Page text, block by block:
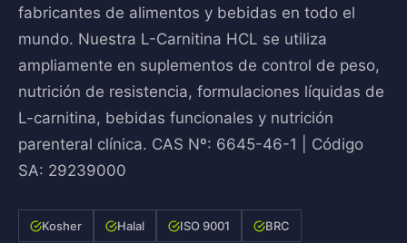
fabricantes de alimentos y bebidas en todo el
mundo. Nuestra L-Carnitina HCL se utiliza
ampliamente en suplementos de control de peso,
nutrición de resistencia, formulaciones líquidas de
L-carnitina, bebidas funcionales y nutrición
parenteral clínica. CAS Nº: 6645-46-1 | Código
SA: 29239000
Kosher Halal ISO 9001 BRC